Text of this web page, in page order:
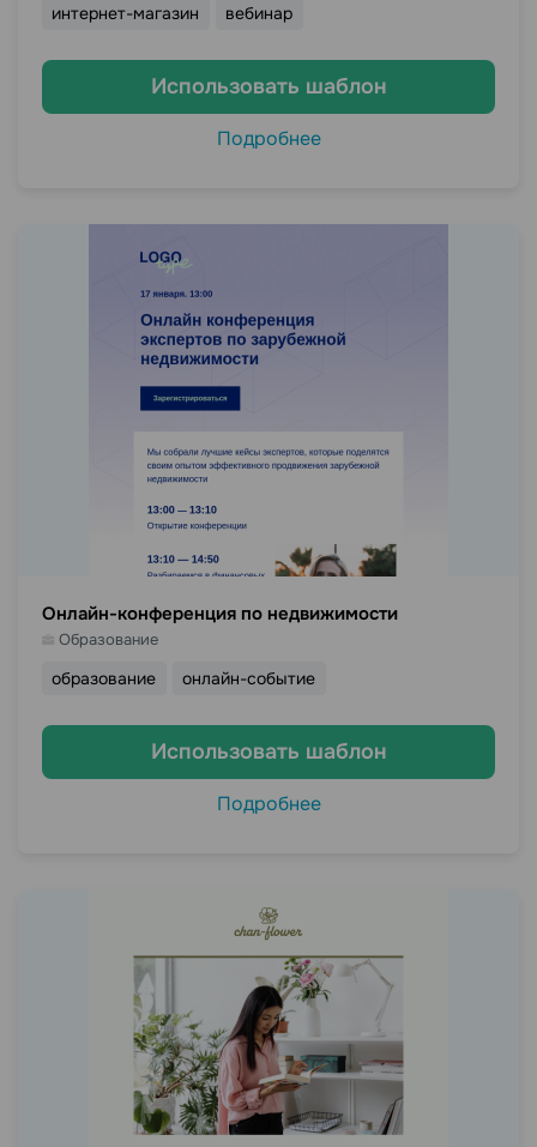
интернет-магазин вебинар
Использовать шаблон
Подробнее
Онлайн-конференция по недвижимости
Образование
образование онлайн-событие
Использовать шаблон
Подробнее